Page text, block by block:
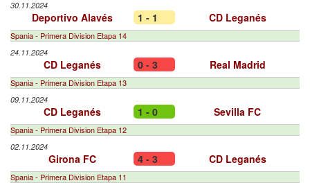
30.11.2024
Deportivo Alavés 1 - 1 CD Leganés
Spania - Primera Division Etapa 14
24.11.2024
CD Leganés 0 - 3 Real Madrid
Spania - Primera Division Etapa 13
09.11.2024
CD Leganés 1 - 0 Sevilla FC
Spania - Primera Division Etapa 12
02.11.2024
Girona FC 4 - 3 CD Leganés
Spania - Primera Division Etapa 11